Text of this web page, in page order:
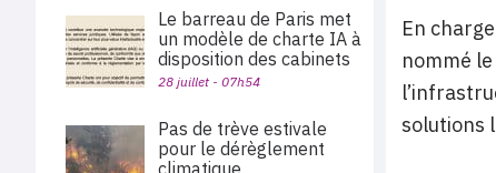
En
nommé
solutions
Le barreau de Paris met
un modèle de charte IA à
disposition des cabinets
28 juillet - 07h54
Pas de trève estivale
pour le dérèglement
climatique